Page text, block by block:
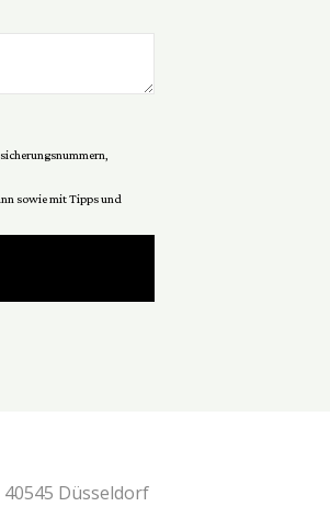
sowie mit Tipps und
Düsseldorf